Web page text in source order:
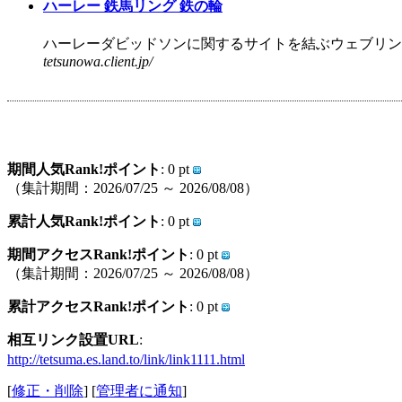
ハーレー 鉄馬リング 鉄の輪
ハーレーダビッドソンに関するサイトを結ぶウェブリ
tetsunowa.client.jp/
期間人気Rank!ポイント : 0 pt
（集計期間：2026/07/25 ～ 2026/08/08）
累計人気Rank!ポイント : 0 pt
期間アクセスRank!ポイント : 0 pt
（集計期間：2026/07/25 ～ 2026/08/08）
累計アクセスRank!ポイント : 0 pt
相互リンク設置URL:
http://tetsuma.es.land.to/link/link1111.html
[修正・削除] [管理者に通知]